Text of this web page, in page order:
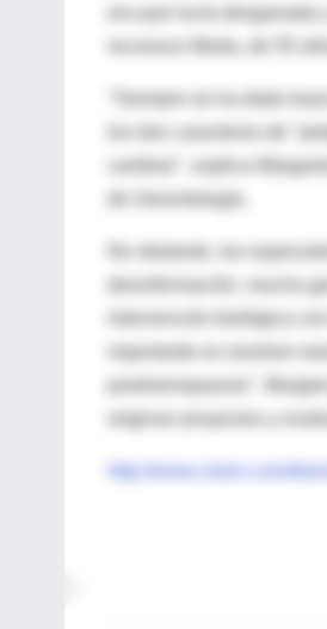
era que lucía
"Siempre se ha dado
los dos caracteres de
cambiar", explica
de Gerontología.
desinformación, mucha
intervención biológica
importante es resolver
postmenopausia".
originan proyectos y